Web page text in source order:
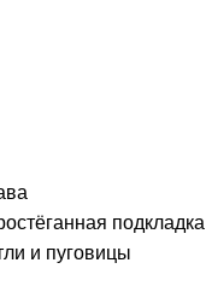
подкладка
и пуговицы